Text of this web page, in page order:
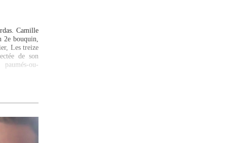
Camille
2e bouquin,
Les treize
de son
ou-